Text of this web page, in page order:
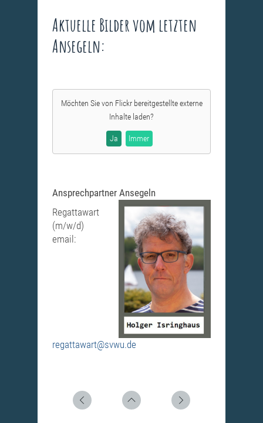
Aktuelle Bilder vom letzten
Ansegeln:
Möchten Sie von Flickrbereitgestellte externe
Inhalte laden?
Ja Immer
Ansprechpartner Ansegeln
Regattawart
(m/w/d)
email:
regattawart@svwu.de